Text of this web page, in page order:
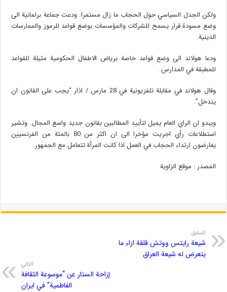
ولكن الجدل السياسي حول الحجاب ما زال مستمرا. ودعت جماعة برلمانية الى
وضع مسودة قرار يسمح للشركات والمؤسسات بوضع قواعد للرموز والممارسات
الدينية.
ودعا هولاند الى وضع قواعد خاصة برياض الاطفال الحكومية مثيلة للقواعد
للمطبقة في المدارس.
وقال هولاند في مقابلة تلفزيونية في 28 مارس / اذار “يجب على القانون ان
يتدخل”.
ويبدو ان الراي العام يميل لتأييد المطالبين بقانون جديد واسع المجال. وتشير
استطلاعات رأي اجريت مؤخرا الى ان اكثر من 80 بالمئة من الفرنسيين
يعارضون ارتداء الحجاب في العمل اذا كانت المرأة تتعامل مع الجمهور.
المصدر : موقع الزاویة
السابق
شيعة رايتس ووتش قلقة ازاء ما
يتعرض له شيعة العراق
التالي
إزاحة الستار عن “موسوعة الثقافة
الفاطمية” في ايران